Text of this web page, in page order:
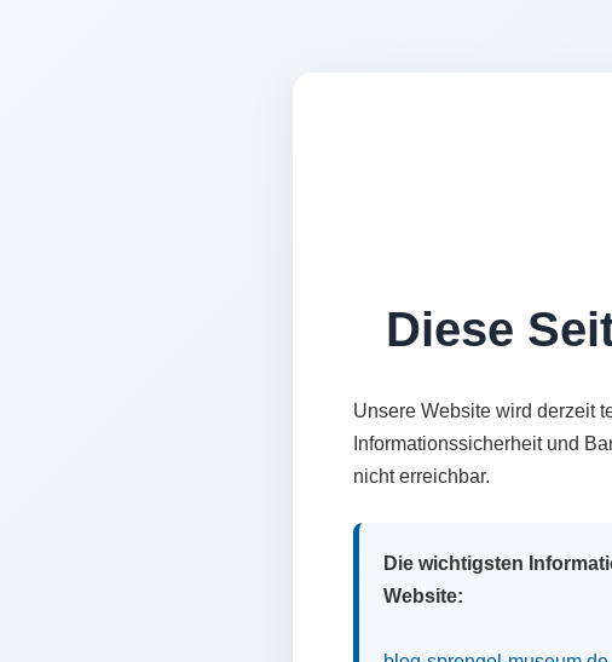
Diese
Unsere Website wird derzeit
Informationssicherheit und
nicht erreichbar.
Die wichtigsten
Website: